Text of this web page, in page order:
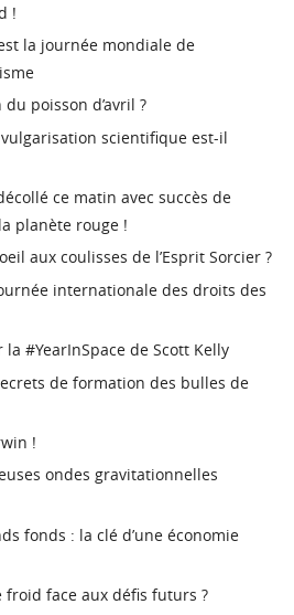
!
la journée mondiale de
poisson d’avril ?
scientifique est-il
ce matin avec succès de
planète rouge !
aux coulisses de l’Esprit Sorcier ?
internationale des droits des
#YearInSpace de Scott Kelly
de formation des bulles de
!
ondes gravitationnelles
fonds : la clé d’une économie
face aux défis futurs ?